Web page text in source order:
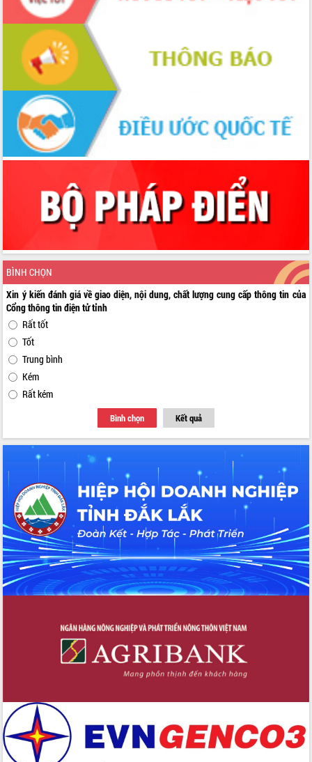
BÌNH CHỌN
Xin ý kiến đánh giá về giao diện, nội dung, chất lượng cung cấp thông tin của
Cổng thông tin điện tử tỉnh
Rất tốt
Tốt
Trung bình
Kém
Rất kém
Bình chọn Kết quả